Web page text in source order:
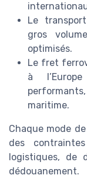
Le
gros
optimisés.
Le fret
à
maritime.
Chaque mode
des
logistiques,
dédouanement.